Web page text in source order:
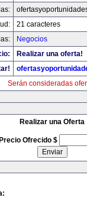
21 caracteres
Negocios
Realizar una oferta!
Serán consideradas
Realizar una Oferta
Precio Ofrecido $